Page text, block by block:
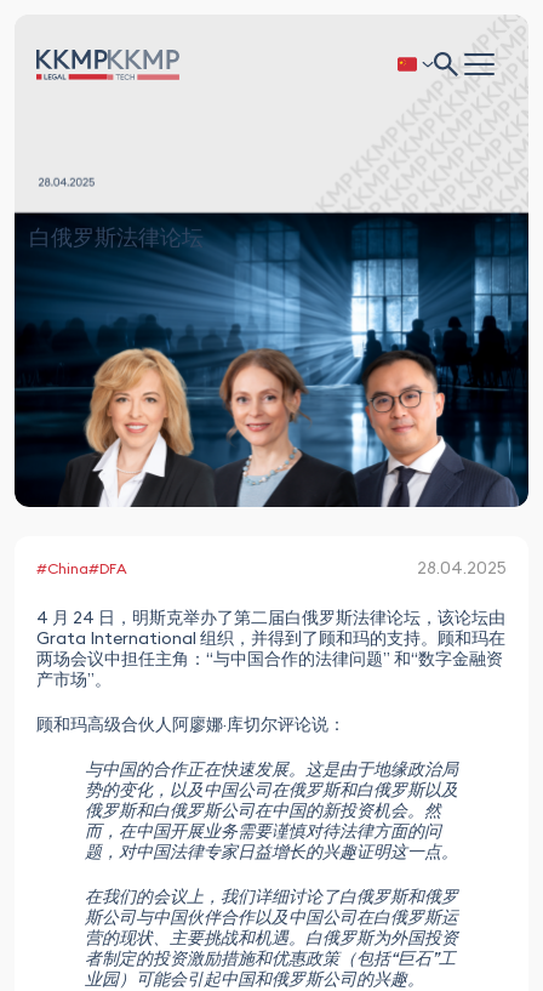
白俄罗斯法律论坛
#China#DFA 28.04.2025
4 月 24 日，明斯克举办了第二届白俄罗斯法律论坛，该论坛由
Grata International 组织，并得到了顾和玛的支持。顾和玛在
两场会议中担任主角：“与中国合作的法律问题” 和“数字金融资
产市场”。
顾和玛高级合伙人阿廖娜·库切尔评论说：
与中国的合作正在快速发展。这是由于地缘政治局
势的变化，以及中国公司在俄罗斯和白俄罗斯以及
俄罗斯和白俄罗斯公司在中国的新投资机会。然
而，在中国开展业务需要谨慎对待法律方面的问
题，对中国法律专家日益增长的兴趣证明这一点。
在我们的会议上，我们详细讨论了白俄罗斯和俄罗
斯公司与中国伙伴合作以及中国公司在白俄罗斯运
营的现状、主要挑战和机遇。白俄罗斯为外国投资
者制定的投资激励措施和优惠政策（包括“巨石”工
业园）可能会引起中国和俄罗斯公司的兴趣。